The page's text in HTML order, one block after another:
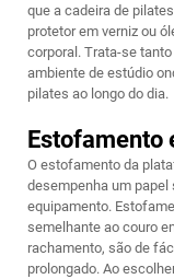
que a cadeira de
protetor em verniz ou
corporal. Trata-se
ambiente de estúdio
pilates ao longo do dia.
Estofamento
O estofamento da
desempenha um
equipamento.
semelhante ao couro
rachamento, são de
prolongado. Ao